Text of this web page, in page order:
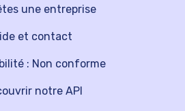
une entreprise
notre API
et contact
: Non conforme